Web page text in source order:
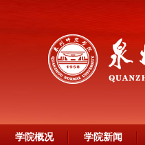
学院概况 学院新闻